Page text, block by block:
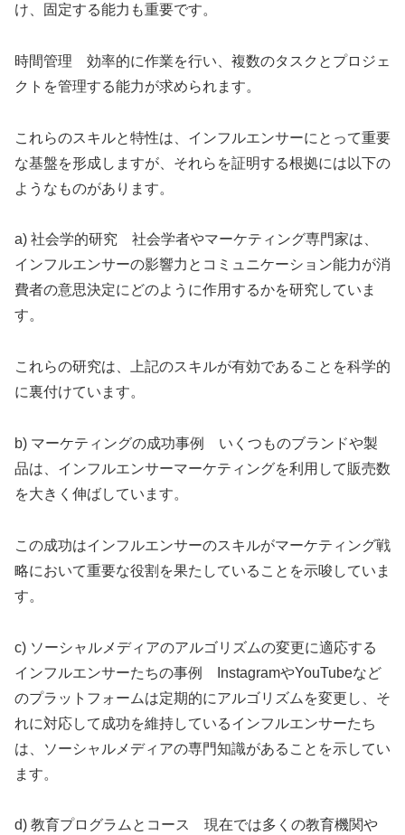
け、固定する能力も重要です。
時間管理 効率的に作業を行い、複数のタスクとプロジェ
クトを管理する能力が求められます。
これらのスキルと特性は、インフルエンサーにとって重要
な基盤を形成しますが、それらを証明する根拠には以下の
ようなものがあります。
a) 社会学的研究 社会学者やマーケティング専門家は、
インフルエンサーの影響力とコミュニケーション能力が消
費者の意思決定にどのように作用するかを研究していま
す。
これらの研究は、上記のスキルが有効であることを科学的
に裏付けています。
b) マーケティングの成功事例 いくつものブランドや製
品は、インフルエンサーマーケティングを利用して販売数
を大きく伸ばしています。
この成功はインフルエンサーのスキルがマーケティング戦
略において重要な役割を果たしていることを示唆していま
す。
c) ソーシャルメディアのアルゴリズムの変更に適応する
インフルエンサーたちの事例 InstagramやYouTubeなど
のプラットフォームは定期的にアルゴリズムを変更し、そ
れに対応して成功を維持しているインフルエンサーたち
は、ソーシャルメディアの専門知識があることを示してい
ます。
d) 教育プログラムとコース 現在では多くの教育機関や